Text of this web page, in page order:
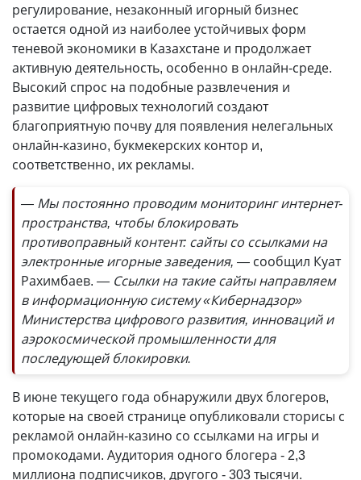
регулирование, незаконный игорный бизнес
остается одной из наиболее устойчивых форм
теневой экономики в Казахстане и продолжает
активную деятельность, особенно в онлайн-среде.
Высокий спрос на подобные развлечения и
развитие цифровых технологий создают
благоприятную почву для появления нелегальных
онлайн-казино, букмекерских контор и,
соответственно, их рекламы.
— Мы постоянно проводим мониторинг интернет-
пространства, чтобы блокировать
противоправный контент: сайты со ссылками на
электронные игорные заведения, — сообщил Куат
Рахимбаев. — Ссылки на такие сайты направляем
в информационную систему «Кибернадзор»
Министерства цифрового развития, инноваций и
аэрокосмической промышленности для
последующей блокировки.
В июне текущего года обнаружили двух блогеров,
которые на своей странице опубликовали сторисы с
рекламой онлайн-казино со ссылками на игры и
промокодами. Аудитория одного блогера - 2,3
миллиона подписчиков, другого - 303 тысячи.